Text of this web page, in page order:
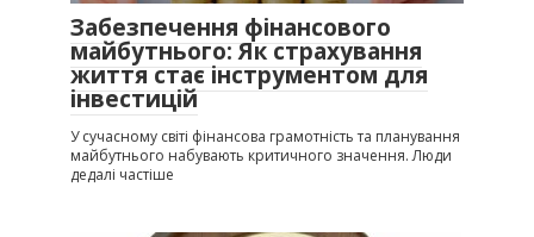
Забезпечення фінансового
майбутнього: Як страхування
життя стає інструментом для
інвестицій
У сучасному світі фінансова грамотність та планування
майбутнього набувають критичного значення. Люди
дедалі частіше